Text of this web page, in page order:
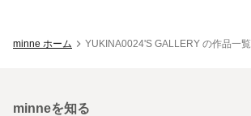
minne ホーム YUKINA0024'S GALLERY の作品一覧
minneを知る